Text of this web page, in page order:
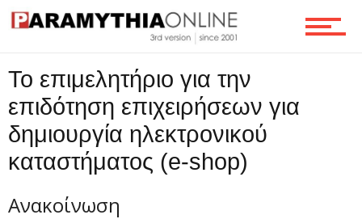
Επικοινωνία
Το επιμελητήριο για την
επιδότηση επιχειρήσεων για
δημιουργία ηλεκτρονικού
καταστήματος (e-shop)
Ανακοίνωση